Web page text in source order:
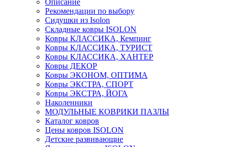
Описание
Рекомендации по выбору
Сидушки из Isolon
Складные ковры ISOLON
Ковры КЛАССИКА, Кемпинг
Ковры КЛАССИКА, ТУРИСТ
Ковры КЛАССИКА, ХАНТЕР
Ковры ДЕКОР
Ковры ЭКОНОМ, ОПТИМА
Ковры ЭКСТРА, СПОРТ
Ковры ЭКСТРА, ЙОГА
Наколенники
МОДУЛЬНЫЕ КОВРИКИ ПАЗЛЫ
Каталог ковров
Цены ковров ISOLON
Детские развивающие